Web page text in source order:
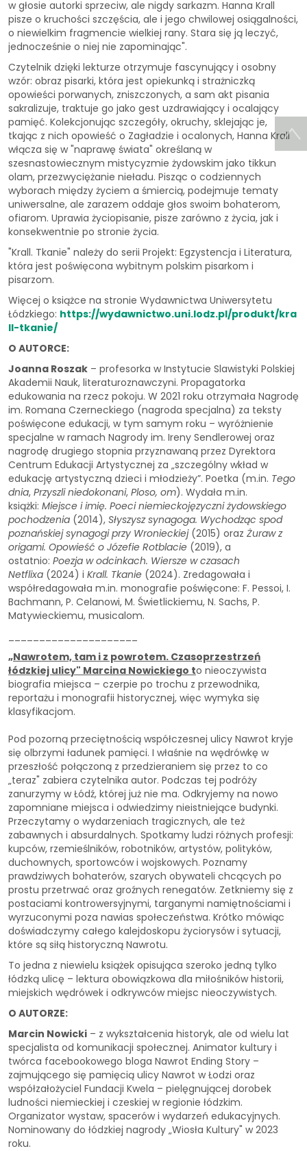
w głosie autorki sprzeciw, ale nigdy sarkazm. Hanna Krall
pisze o kruchości szczęścia, ale i jego chwilowej osiągalności,
o niewielkim fragmencie wielkiej rany. Stara się ją leczyć,
jednocześnie o niej nie zapominając".
Czytelnik dzięki lekturze otrzymuje fascynujący i osobny
wzór: obraz pisarki, która jest opiekunką i strażniczką
opowieści porwanych, zniszczonych, a sam akt pisania
sakralizuje, traktuje go jako gest uzdrawiający i ocalający
pamięć. Kolekcjonując szczegóły, okruchy, sklejając je,
tkając z nich opowieść o Zagładzie i ocalonych, Hanna Krall
włącza się w "naprawę świata" określaną w
szesnastowiecznym mistycyzmie żydowskim jako tikkun
olam, przezwyciężanie nieładu. Pisząc o codziennych
wyborach między życiem a śmiercią, podejmuje tematy
uniwersalne, ale zarazem oddaje głos swoim bohaterom,
ofiarom. Uprawia życiopisanie, pisze zarówno z życia, jak i
konsekwentnie po stronie życia.
"Krall. Tkanie" należy do serii Projekt: Egzystencja i Literatura,
która jest poświęcona wybitnym polskim pisarkom i
pisarzom.
Więcej o książce na stronie Wydawnictwa Uniwersytetu
Łódzkiego: https://wydawnictwo.uni.lodz.pl/produkt/kra
ll-tkanie/
O AUTORCE:
Joanna Roszak – profesorka w Instytucie Slawistyki Polskiej
Akademii Nauk, literaturoznawczyni. Propagatorka
edukowania na rzecz pokoju. W 2021 roku otrzymała Nagrodę
im. Romana Czerneckiego (nagroda specjalna) za teksty
poświęcone edukacji, w tym samym roku – wyróżnienie
specjalne w ramach Nagrody im. Ireny Sendlerowej oraz
nagrodę drugiego stopnia przyznawaną przez Dyrektora
Centrum Edukacji Artystycznej za „szczególny wkład w
edukację artystyczną dzieci i młodzieży”. Poetka (m.in. Tego
dnia, Przyszli niedokonani, Ploso, om). Wydała m.in.
książki: Miejsce i imię. Poeci niemieckojęzyczni żydowskiego
pochodzenia (2014), Słyszysz synagoga. Wychodząc spod
poznańskiej synagogi przy Wronieckiej (2015) oraz Żuraw z
origami. Opowieść o Józefie Rotblacie (2019), a
ostatnio: Poezja w odcinkach. Wiersze w czasach
Netflixa (2024) i Krall. Tkanie (2024). Zredagowała i
współredagowała m.in. monografie poświęcone: F. Pessoi, I.
Bachmann, P. Celanowi, M. Świetlickiemu, N. Sachs, P.
Matywieckiemu, musicalom.
„Nawrotem, tam i z powrotem. Czasoprzestrzeń
łódzkiej ulicy" Marcina Nowickiego to nieoczywista
biografia miejsca – czerpie po trochu z przewodnika,
reportażu i monografii historycznej, więc wymyka się
klasyfikacjom.
Pod pozorną przeciętnością współczesnej ulicy Nawrot kryje
się olbrzymi ładunek pamięci. I właśnie na wędrówkę w
przeszłość połączoną z przedzieraniem się przez to co
„teraz" zabiera czytelnika autor. Podczas tej podróży
zanurzymy w Łódź, której już nie ma. Odkryjemy na nowo
zapomniane miejsca i odwiedzimy nieistniejące budynki.
Przeczytamy o wydarzeniach tragicznych, ale też
zabawnych i absurdalnych. Spotkamy ludzi różnych profesji:
kupców, rzemieślników, robotników, artystów, polityków,
duchownych, sportowców i wojskowych. Poznamy
prawdziwych bohaterów, szarych obywateli chcących po
prostu przetrwać oraz groźnych renegatów. Zetkniemy się z
postaciami kontrowersyjnymi, targanymi namiętnościami i
wyrzuconymi poza nawias społeczeństwa. Krótko mówiąc
doświadczymy całego kalejdoskopu życiorysów i sytuacji,
które są siłą historyczną Nawrotu.
To jedna z niewielu książek opisująca szeroko jedną tylko
łódzką ulicę – lektura obowiązkowa dla miłośników historii,
miejskich wędrówek i odkrywców miejsc nieoczywistych.
O AUTORZE:
Marcin Nowicki – z wykształcenia historyk, ale od wielu lat
specjalista od komunikacji społecznej. Animator kultury i
twórca facebookowego bloga Nawrot Ending Story –
zajmującego się pamięcią ulicy Nawrot w Łodzi oraz
współzałożyciel Fundacji Kwela – pielęgnującej dorobek
ludności niemieckiej i czeskiej w regionie łódzkim.
Organizator wystaw, spacerów i wydarzeń edukacyjnych.
Nominowany do łódzkiej nagrody „Wiosła Kultury" w 2023
roku.